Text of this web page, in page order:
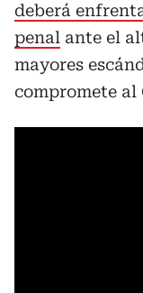
deberá
penal ante el
mayores
compromete